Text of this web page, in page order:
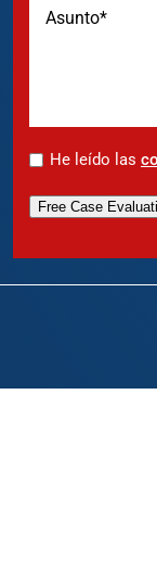
* He leído las
Free Case